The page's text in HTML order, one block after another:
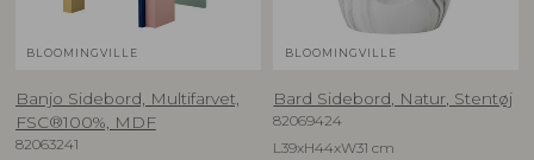
BLOOMINGVILLE
Banjo Sidebord, Multifarvet,
FSC®100%, MDF
82063241
BLOOMINGVILLE
Bard Sidebord, Natur, Stentøj
82069424
L39xH44xW31 cm